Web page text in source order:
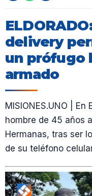
delivery
un prófugo
armado
MISIONES.UNO |
hombre de 45 años
Hermanas, tras ser
de su teléfono